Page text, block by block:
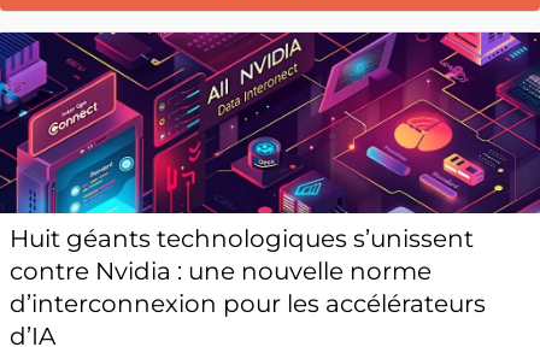
Huit géants technologiques s’unissent
contre Nvidia : une nouvelle norme
d’interconnexion pour les accélérateurs
d’IA